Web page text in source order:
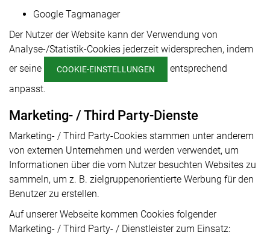
Google Tagmanager
Der Nutzer der Website kann der Verwendung von
Analyse-/Statistik-Cookies jederzeit widersprechen, indem
er seine
COOKIE-EINSTELLUNGEN
entsprechend
anpasst.
Marketing- / Third Party-Dienste
Marketing- / Third Party-Cookies stammen unter anderem
von externen Unternehmen und werden verwendet, um
Informationen über die vom Nutzer besuchten Websites zu
sammeln, um z. B. zielgruppenorientierte Werbung für den
Benutzer zu erstellen.
Auf unserer Webseite kommen Cookies folgender
Marketing- / Third Party- / Dienstleister zum Einsatz: